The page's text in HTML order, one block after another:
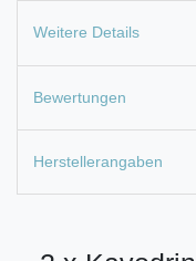
Weitere Details
Bewertungen
Herstellerangaben